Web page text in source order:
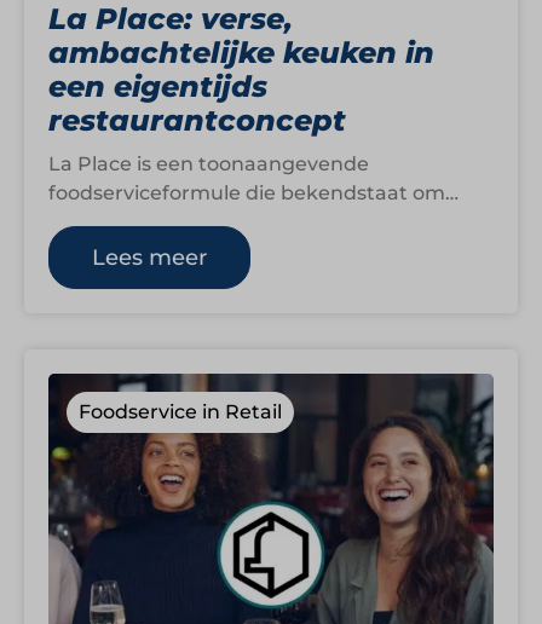
La Place: verse,
ambachtelijke keuken in
een eigentijds
restaurantconcept
La Place is een toonaangevende
foodserviceformule die bekendstaat om
natuurlijke, dagverse en huisgemaakte
producten. Gasten kiezen uit een gevarieerd
aanbod…
Lees meer
Foodservice in Retail